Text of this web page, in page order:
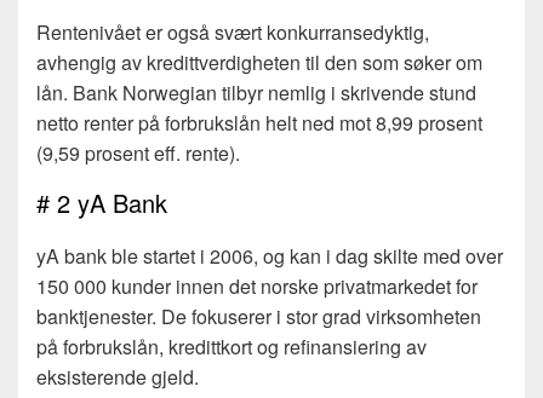
Rentenivået er også svært konkurransedyktig,
avhengig av kredittverdigheten til den som søker om
lån. Bank Norwegian tilbyr nemlig i skrivende stund
netto renter på forbrukslån helt ned mot 8,99 prosent
(9,59 prosent eff. rente).
# 2 yA Bank
yA bank ble startet i 2006, og kan i dag skilte med over
150 000 kunder innen det norske privatmarkedet for
banktjenester. De fokuserer i stor grad virksomheten
på forbrukslån, kredittkort og refinansiering av
eksisterende gjeld.